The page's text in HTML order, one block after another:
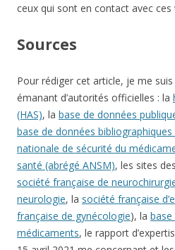
ceux qui sont en contact avec ces
Sources
Pour rédiger cet article, je me
émanant d’autorités officielles : la
(HAS), la base de données
base de données bibliographiques
nationale de sécurité du
santé (abrégé ANSM), les sites
société française de
neurologie, la société française
française de gynécologie), la base
médicaments, le rapport